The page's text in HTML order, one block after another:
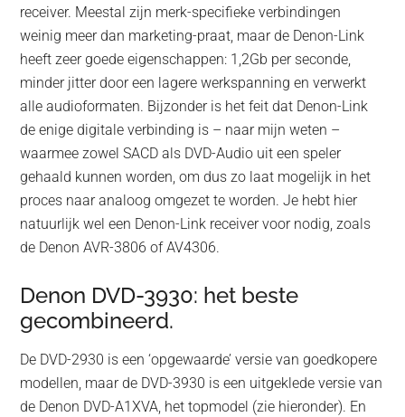
receiver. Meestal zijn merk-specifieke verbindingen
weinig meer dan marketing-praat, maar de Denon-Link
heeft zeer goede eigenschappen: 1,2Gb per seconde,
minder jitter door een lagere werkspanning en verwerkt
alle audioformaten. Bijzonder is het feit dat Denon-Link
de enige digitale verbinding is – naar mijn weten –
waarmee zowel SACD als DVD-Audio uit een speler
gehaald kunnen worden, om dus zo laat mogelijk in het
proces naar analoog omgezet te worden. Je hebt hier
natuurlijk wel een Denon-Link receiver voor nodig, zoals
de Denon AVR-3806 of AV4306.
Denon DVD-3930: het beste
gecombineerd.
De DVD-2930 is een ‘opgewaarde’ versie van goedkopere
modellen, maar de DVD-3930 is een uitgeklede versie van
de Denon DVD-A1XVA, het topmodel (zie hieronder). En